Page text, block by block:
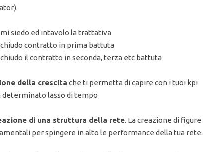
siedo ed intavolo la trattativa
contratto in prima battuta
il contratto in seconda, terza etc battuta
della crescita che ti permetta di capire con i tuoi kpi
determinato lasso di tempo
di una struttura della rete. La creazione di figure
per spingere in alto le performance della tua rete.